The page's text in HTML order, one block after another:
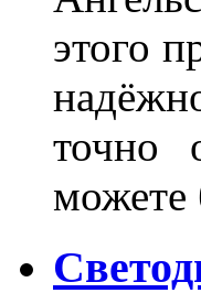
этого
точно